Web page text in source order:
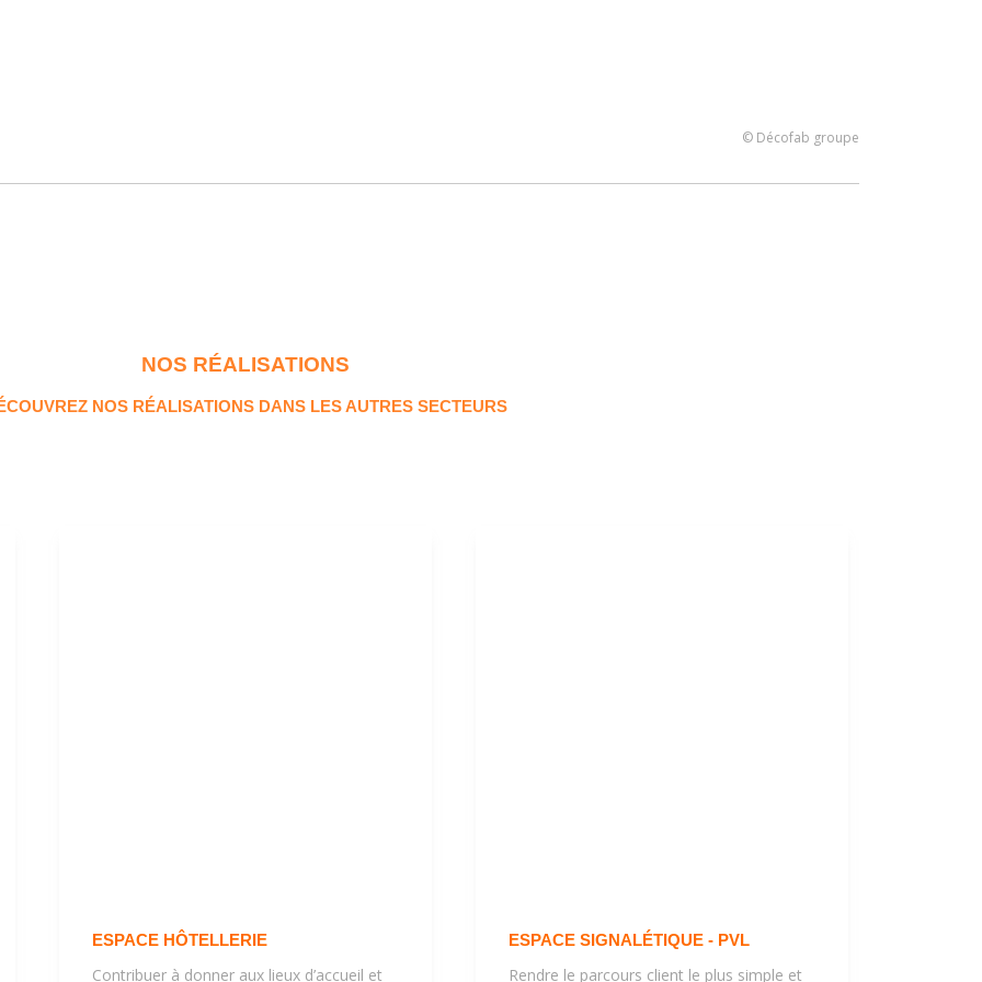
© Décofab groupe
NOS RÉALISATIONS
NOS RÉALISATIONS DANS LES AUTRES SECTEURS
ESPACE HÔTELLERIE
Contribuer à donner aux lieux d’accueil et
ESPACE SIGNALÉTIQUE - PVL
Rendre le parcours client le plus simple et